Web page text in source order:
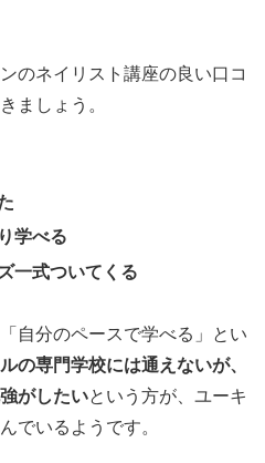
のネイリスト講座の良い口コ
ましょう。
学べる
一式ついてくる
自分のペースで学べる」とい
の専門学校には通えないが、
がしたいという方が、ユーキ
でいるようです。